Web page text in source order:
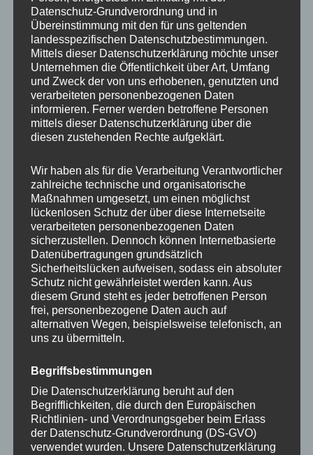
Produktseite
gewählt
werden
werden
NEW: iPhone 17 Serie
Dieses
Produkt
weist
mehrere
Varianten
Die
Optionen
können
auf
der
Produktseite
gewählt
werden
Handykette GOLD METAL
BLUSH Snap inkl. Case
30,00€
NEW: iPhone 17 Serie
Dieses
Produkt
mehrere
Die
der
gewählt
Handykette GOLD METAL
CAMEL Snap inkl. Case
30,00€
NEW: iPhone 17 Serie
Dieses
Produkt
weist
Varianten
auf.
Die
Optionen
können
Handykette GOLD METAL
FUCHSIA Snap inkl. Case
NEW: iPhone 17 Serie
weist
Handykette GOLD METAL
MACCHIATO Snap inkl.
Case
Datenschutz-Grundverordnung und in
Übereinstimmung mit den für uns geltenden
landesspezifischen Datenschutzbestimmungen.
Mittels dieser Datenschutzerklärung möchte unser
Unternehmen die Öffentlichkeit über Art, Umfang
und Zweck der von uns erhobenen, genutzten und
verarbeiteten personenbezogenen Daten
informieren. Ferner werden betroffene Personen
mittels dieser Datenschutzerklärung über die
diesen zustehenden Rechte aufgeklärt.
Wir haben als für die Verarbeitung Verantwortlicher
zahlreiche technische und organisatorische
Maßnahmen umgesetzt, um einen möglichst
lückenlosen Schutz der über diese Internetseite
verarbeiteten personenbezogenen Daten
sicherzustellen. Dennoch können Internetbasierte
Datenübertragungen grundsätzlich
Sicherheitslücken aufweisen, sodass ein absoluter
Schutz nicht gewährleistet werden kann. Aus
diesem Grund steht es jeder betroffenen Person
frei, personenbezogene Daten auch auf
alternativen Wegen, beispielsweise telefonisch, an
uns zu übermitteln.
Begriffsbestimmungen
Die Datenschutzerklärung beruht auf den
Begrifflichkeiten, die durch den Europäischen
Richtlinien- und Verordnungsgeber beim Erlass
der Datenschutz-Grundverordnung (DS-GVO)
verwendet wurden. Unsere Datenschutzerklärung